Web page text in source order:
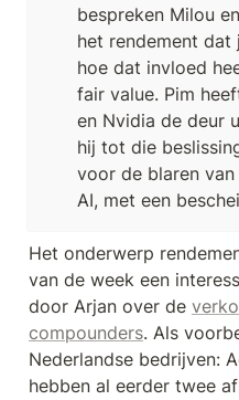
bespreken Milou
het rendement dat
hoe dat invloed
fair value. Pim
en Nvidia de deur
hij tot die
voor de blaren
AI, met een
Het onderwerp
van de week een
door Arjan over de
compounders. Als
Nederlandse bedrijven:
hebben al eerder twee